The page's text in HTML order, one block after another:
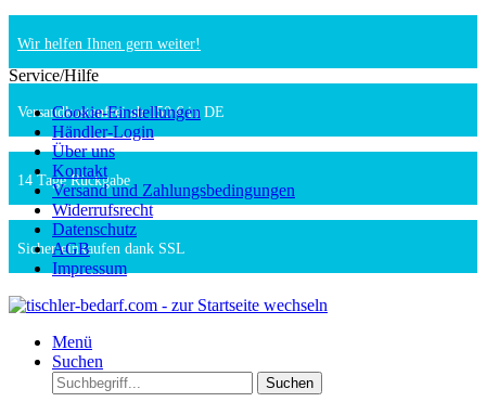
Wir helfen Ihnen gern weiter!
Versandkostenfrei ab 150 € in DE
14 Tage Rückgabe
Sicher einkaufen dank SSL
Service/Hilfe
Cookie-Einstellungen
Händler-Login
Über uns
Kontakt
Versand und Zahlungsbedingungen
Widerrufsrecht
Datenschutz
AGB
Impressum
Menü
Suchen
Suchen